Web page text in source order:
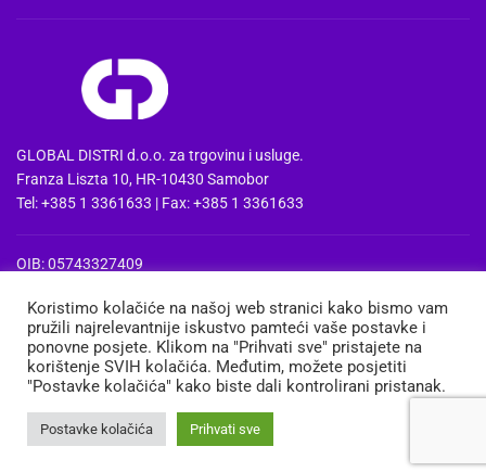
GLOBAL DISTRI d.o.o. za trgovinu i usluge.
Franza Liszta 10, HR-10430 Samobor
Tel: +385 1 3361633 | Fax: +385 1 3361633
OIB: 05743327409
PDV Id: HR05743327409
IBAN: HR3724020061100668741
Erste&Steiermaerkische bank d.d. Zagreb
Copyright 2013-2026 ©Global Distri d.o.o.
Koristimo kolačiće na našoj web stranici kako bismo vam
pružili najrelevantnije iskustvo pamteći vaše postavke i
ponovne posjete. Klikom na "Prihvati sve" pristajete na
korištenje SVIH kolačića. Međutim, možete posjetiti
"Postavke kolačića" kako biste dali kontrolirani pristanak.
Postavke kolačića Prihvati sve